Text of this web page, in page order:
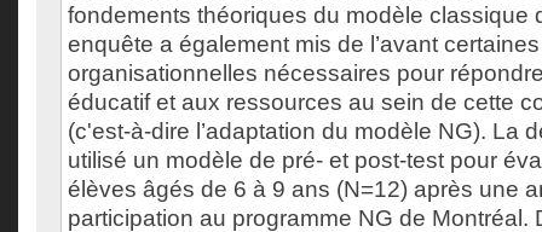
fondements théoriques du modèle classique
enquête a également mis de l’avant
organisationnelles nécessaires pour
éducatif et aux ressources au sein de cette
(c'est-à-dire l’adaptation du modèle NG). La
utilisé un modèle de pré- et post-test pour
élèves âgés de 6 à 9 ans (N=12) après une
participation au programme NG de Montréal.